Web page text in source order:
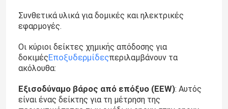
Συνθετικά υλικά για δομικές και ηλεκτρικές
εφαρμογές.
Οι κύριοι δείκτες χημικής απόδοσης για
δοκιμέςΕποξυδερμίδεςπεριλαμβάνουν τα
ακόλουθα:
Εξισοδύναμο βάρος από επόξυο (EEW): Αυτός
είναι ένας δείκτης για τη μέτρηση της